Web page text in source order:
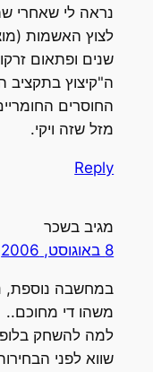
נראה לי שאחרי
שנים ופתאום
ה"קיצוץ בתקציב
החוסרים
מזל שזה ויקי.
Reply
מגיב בשכר
8 באוגוסט, 2006
במחשבה נוספת,
משהו די מחוכם..
למה להשחק
שווא לפני